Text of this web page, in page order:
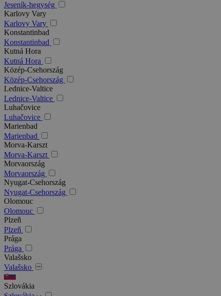
Jeseník-hegység
Karlovy Vary
Karlovy Vary
Konstantinbad
Konstantinbad
Kutná Hora
Kutná Hora
Közép-Csehország
Közép-Csehország
Lednice-Valtice
Lednice-Valtice
Luhačovice
Luhačovice
Marienbad
Marienbad
Morva-Karszt
Morva-Karszt
Morvaország
Morvaország
Nyugat-Csehország
Nyugat-Csehország
Olomouc
Olomouc
Plzeň
Plzeň
Prága
Prága
Valašsko
Valašsko
Szlovákia